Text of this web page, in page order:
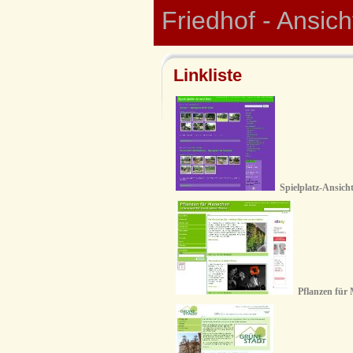
Friedhof -
Linkliste
Spielplatz-
Pflanzen für